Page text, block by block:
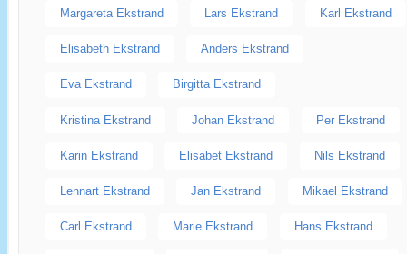
Margareta Ekstrand Lars Ekstrand Karl Ekstrand
Elisabeth Ekstrand Anders Ekstrand
Eva Ekstrand Birgitta Ekstrand
Kristina Ekstrand Johan Ekstrand Per Ekstrand
Karin Ekstrand Elisabet Ekstrand Nils Ekstrand
Lennart Ekstrand Jan Ekstrand Mikael Ekstrand
Carl Ekstrand Marie Ekstrand Hans Ekstrand